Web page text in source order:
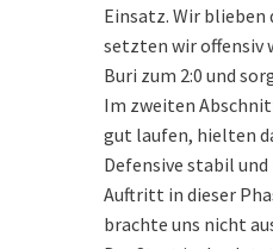
Einsatz. Wir
setzten wir offensiv
Buri zum 2:0 und
Im zweiten
gut laufen, hielten
Defensive stabil
Auftritt in dieser
brachte uns nicht